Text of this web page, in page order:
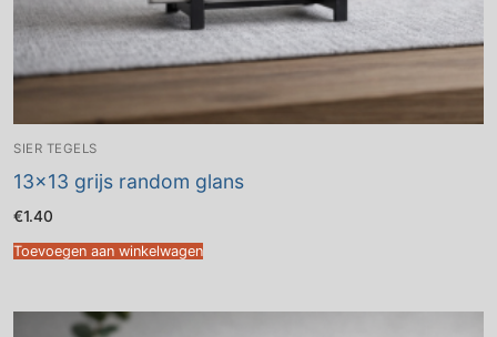
SIER TEGELS
13×13 grijs random glans
€1.40
Toevoegen aan winkelwagen